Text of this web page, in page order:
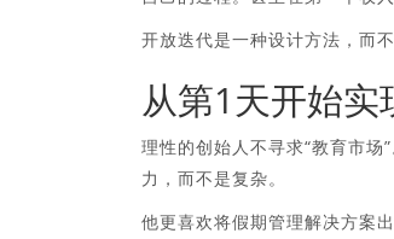
开放迭代是一种设计方法，而不
从第1天开始实
理性的创始人不寻求“教育市
力，而不是复杂。
他更喜欢将假期管理解决方案